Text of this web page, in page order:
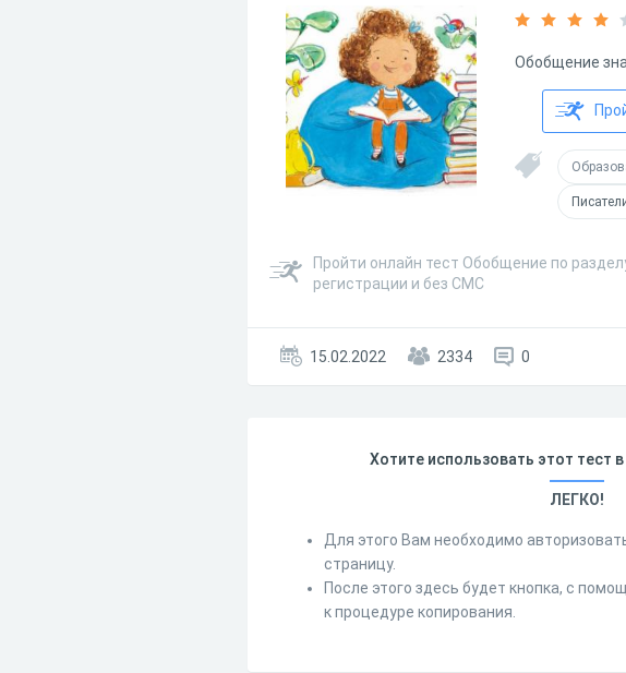
Обобщение
Пройти онлайн тест Обобщение по
регистрации и без СМС
15.02.2022 2334 0
Хотите использовать этот тест
ЛЕГКО!
Для этого Вам необходимо
страницу.
После этого здесь будет кнопка, с
к процедуре копирования.